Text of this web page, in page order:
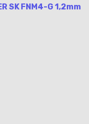
SK FNM4-G 1,2mm